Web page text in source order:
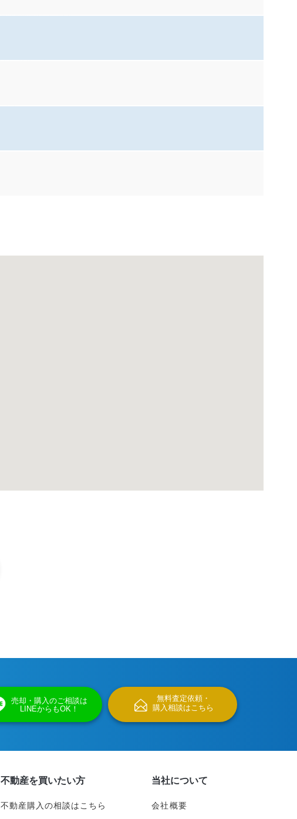
売却・購入のご相談は
LINEからもOK！
無料査定依頼・
購入相談はこちら
不動産を買いたい方
不動産購入の相談はこちら
当社について
会社概要